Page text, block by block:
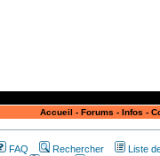
Accueil - Forums - Infos -
FAQ Rechercher
Liste